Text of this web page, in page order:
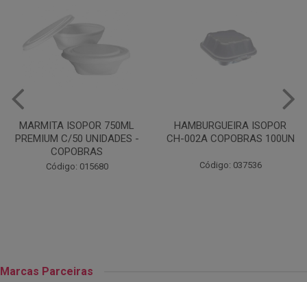
HAMBURGUEIRA ISOPOR
CH-002A COPOBRAS 100UN
Código: 037536
CAIXA PARDA PIZZA N30
OITAVADA BALUARTE C/10
Código: 001124
Marcas Parceiras